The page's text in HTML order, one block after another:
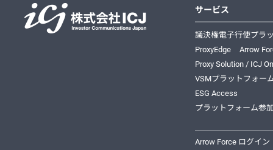
株式会社ICJサービス
議決権電子行使プラ
ProxyEdge
Arrow
Proxy Solution / ICJ
VSMプラットフォー
ESG Access
プラットフォーム参
Arrow Force ログイン